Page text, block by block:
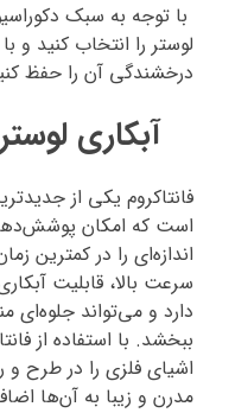
با توجه به سبک
لوستر را انتخاب کنید و
درخشندگی آن را حفظ
آبکاری
فانتاکروم یکی از
است که امکان
اندازه‌ای را در کمترین
سرعت بالا، قابلیت
دارد و می‌تواند جلوه‌ای
ببخشد. با استفاده از
اشیای فلزی را در طرح
مدرن و زیبا به آن‌ها